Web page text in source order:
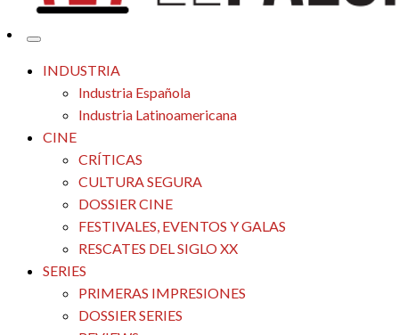
El Palomitrón
Tu espacio de la industria de cine española y latinoamericana
INDUSTRIA
Industria Española
Industria Latinoamericana
CINE
CRÍTICAS
CULTURA SEGURA
DOSSIER CINE
FESTIVALES, EVENTOS Y GALAS
RESCATES DEL SIGLO XX
SERIES
PRIMERAS IMPRESIONES
DOSSIER SERIES